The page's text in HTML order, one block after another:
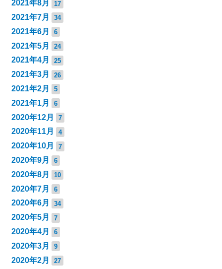
2021年8月 17
2021年7月 34
2021年6月 6
2021年5月 24
2021年4月 25
2021年3月 26
2021年2月 5
2021年1月 6
2020年12月 7
2020年11月 4
2020年10月 7
2020年9月 6
2020年8月 10
2020年7月 6
2020年6月 34
2020年5月 7
2020年4月 6
2020年3月 9
2020年2月 27